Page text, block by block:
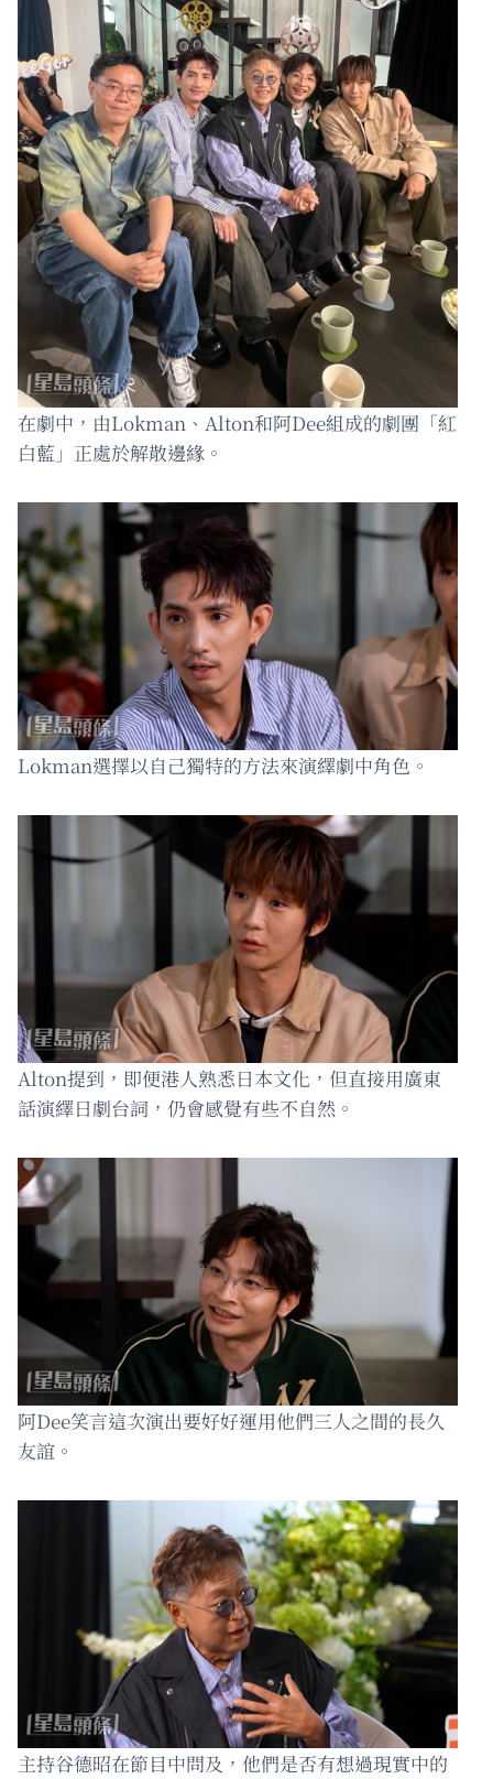
在劇中，由Lokman、Alton和阿Dee組成的劇團「紅
白藍」正處於解散邊緣。
Lokman選擇以自己獨特的方法來演繹劇中角色。
Alton提到，即便港人熟悉日本文化，但直接用廣東
話演繹日劇台詞，仍會感覺有些不自然。
阿Dee笑言這次演出要好好運用他們三人之間的長久
友誼。
主持谷德昭在節目中問及，他們是否有想過現實中的